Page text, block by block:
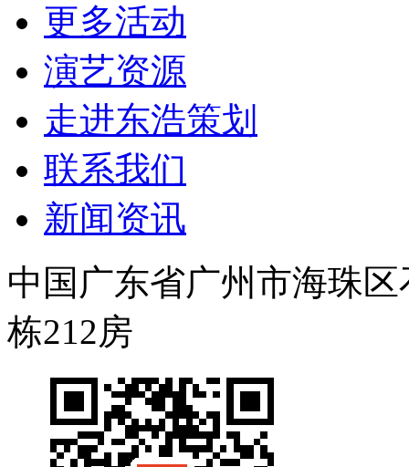
更多活动
演艺资源
走进东浩策划
联系我们
新闻资讯
中国广东省广州市海珠
栋212房